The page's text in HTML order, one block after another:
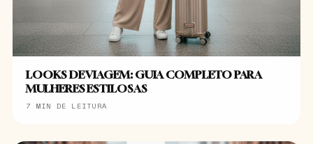
LOOKS DE VIAGEM: GUIA COMPLETO PARA
MULHERES ESTILOSAS
7 MIN DE LEITURA